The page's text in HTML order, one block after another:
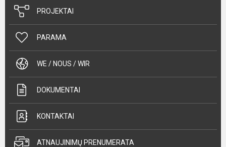
PROJEKTAI
PARAMA
WE / NOUS / WIR
DOKUMENTAI
KONTAKTAI
ATNAUJINIMŲ PRENUMERATA